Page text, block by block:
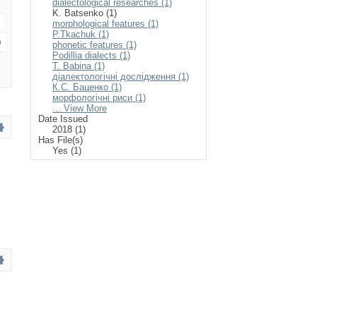
dialectological researches (1)
K. Batsenko (1)
morphological features (1)
P.Tkachuk (1)
phonetic features (1)
Podillia dialects (1)
T. Babina (1)
діалектологічні дослідження (1)
К.С. Баценко (1)
морфологічні риси (1)
... View More
Date Issued
2018 (1)
Has File(s)
Yes (1)